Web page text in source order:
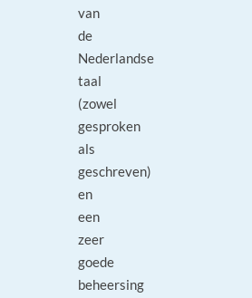
van
de
Nederlandse
taal
(zowel
gesproken
als
geschreven)
en
een
zeer
goede
beheersing